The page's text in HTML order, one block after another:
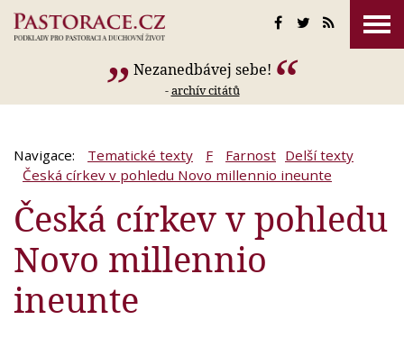
Nezanedbávej sebe!
-archív citátů
Navigace: Tematické texty F Farnost Delší texty
Česká církev v pohledu Novo millennio ineunte
Česká církev v pohledu
Novo millennio
ineunte